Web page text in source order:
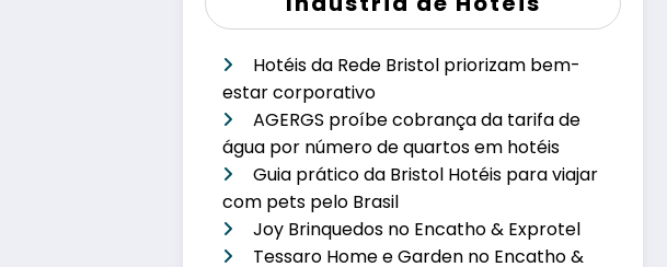
Hotéis da Rede Bristol priorizam bem-
estar corporativo
AGERGS proíbe cobrança da tarifa de
água por número de quartos em hotéis
Guia prático da Bristol Hotéis para viajar
com pets pelo Brasil
Joy Brinquedos no Encatho & Exprotel
Tessaro Home e Garden no Encatho &